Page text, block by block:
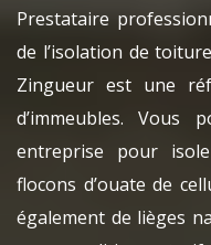
Prestataire
de l’isolation de
Zingueur est une
d’immeubles. Vous
entreprise pour
flocons d’ouate de
également de lièges